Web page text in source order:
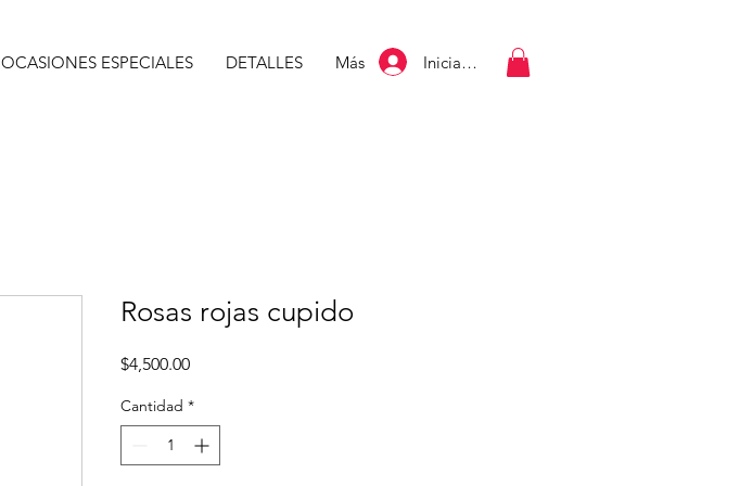
OCASIONES ESPECIALES DETALLES Más Iniciar sesión
Rosas rojas cupido
$4,500.00Precio
Cantidad *